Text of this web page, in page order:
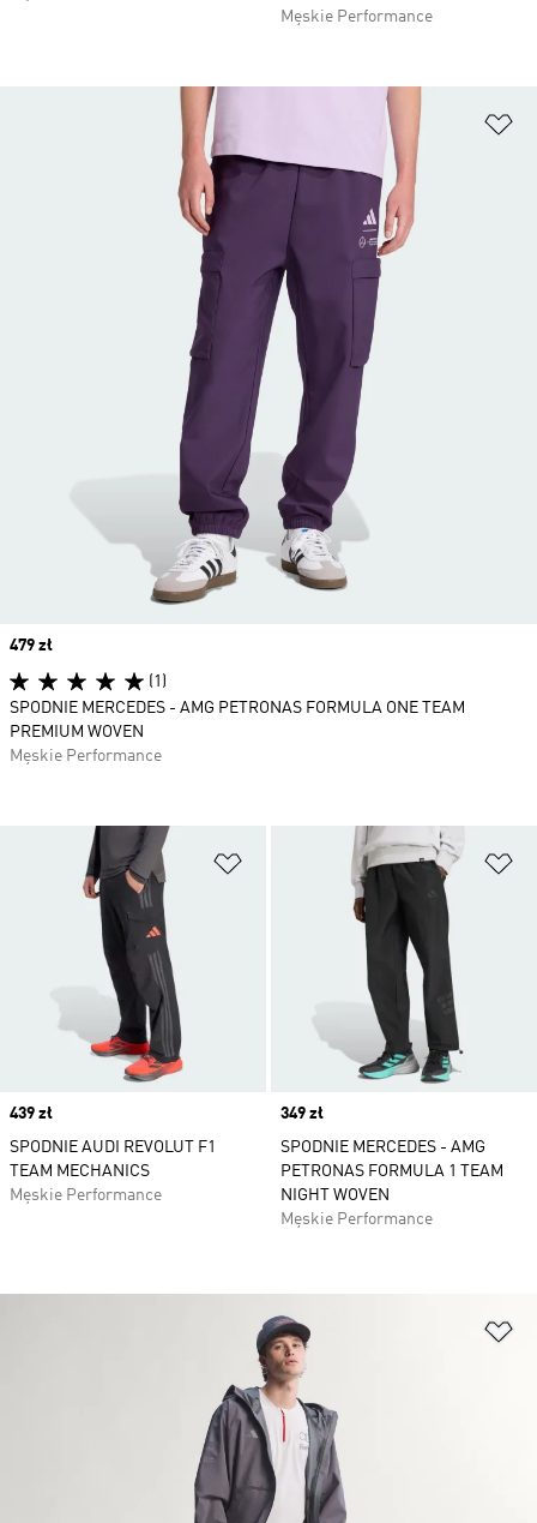
Męskie Performance
Dodaj do listy życzeń
Price
439 zł
SPODNIE AUDI REVOLUT F1
TEAM MECHANICS
Męskie Performance
Price
349 zł
SPODNIE MERCEDES - AMG
PETRONAS FORMULA 1 TEAM
NIGHT WOVEN
Męskie Performance
Price
479 zł
(1)
SPODNIE MERCEDES - AMG PETRONAS FORMULA ONE TEAM
PREMIUM WOVEN
Męskie Performance